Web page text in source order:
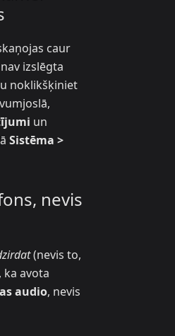
caur
izslēgta
noklikšķiniet
un
Sistēma >
nevis
(nevis to,
ka avota
audio, nevis